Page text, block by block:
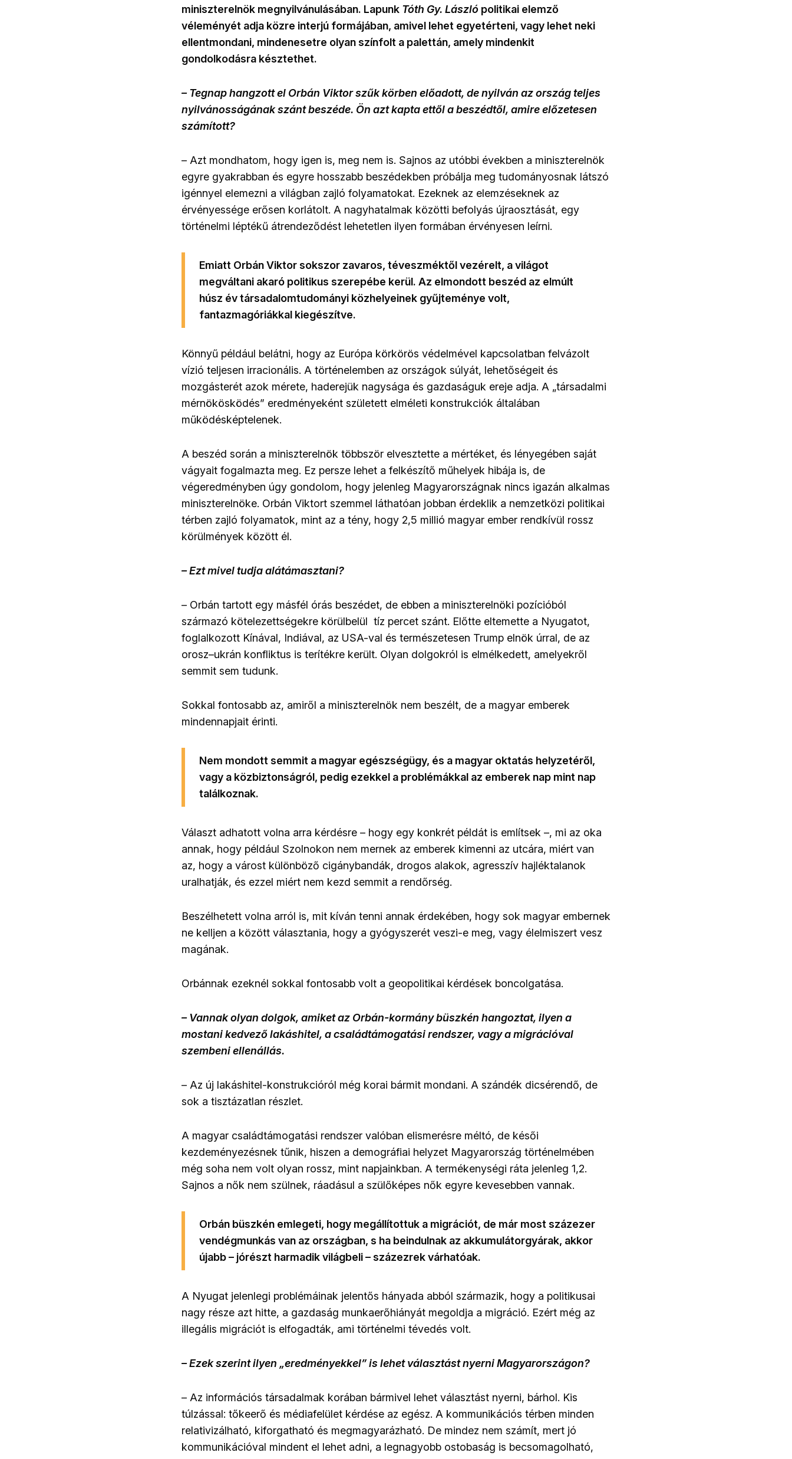
miniszterelnök megnyilvánulásában. Lapunk Tóth Gy. László politikai elemző
véleményét adja közre interjú formájában, amivel lehet egyetérteni, vagy lehet neki
ellentmondani, mindenesetre olyan színfolt a palettán, amely mindenkit
gondolkodásra késztethet.
– Tegnap hangzott el Orbán Viktor szűk körben előadott, de nyilván az ország teljes
nyilvánosságának szánt beszéde. Ön azt kapta ettől a beszédtől, amire előzetesen
számított?
– Azt mondhatom, hogy igen is, meg nem is. Sajnos az utóbbi években a miniszterelnök
egyre gyakrabban és egyre hosszabb beszédekben próbálja meg tudományosnak látszó
igénnyel elemezni a világban zajló folyamatokat. Ezeknek az elemzéseknek az
érvényessége erősen korlátolt. A nagyhatalmak közötti befolyás újraosztását, egy
történelmi léptékű átrendeződést lehetetlen ilyen formában érvényesen leírni.
Emiatt Orbán Viktor sokszor zavaros, téveszméktől vezérelt, a világot
megváltani akaró politikus szerepébe kerül. Az elmondott beszéd az elmúlt
húsz év társadalomtudományi közhelyeinek gyűjteménye volt,
fantazmagóriákkal kiegészítve.
Könnyű például belátni, hogy az Európa körkörös védelmével kapcsolatban felvázolt
vízió teljesen irracionális. A történelemben az országok súlyát, lehetőségeit és
mozgásterét azok mérete, haderejük nagysága és gazdaságuk ereje adja. A „társadalmi
mérnökösködés” eredményeként született elméleti konstrukciók általában
működésképtelenek.
A beszéd során a miniszterelnök többször elvesztette a mértéket, és lényegében saját
vágyait fogalmazta meg. Ez persze lehet a felkészítő műhelyek hibája is, de
végeredményben úgy gondolom, hogy jelenleg Magyarországnak nincs igazán alkalmas
miniszterelnöke. Orbán Viktort szemmel láthatóan jobban érdeklik a nemzetközi politikai
térben zajló folyamatok, mint az a tény, hogy 2,5 millió magyar ember rendkívül rossz
körülmények között él.
– Ezt mivel tudja alátámasztani?
– Orbán tartott egy másfél órás beszédet, de ebben a miniszterelnöki pozícióból
származó kötelezettségekre körülbelül tíz percet szánt. Előtte eltemette a Nyugatot,
foglalkozott Kínával, Indiával, az USA-val és természetesen Trump elnök úrral, de az
orosz–ukrán konfliktus is terítékre került. Olyan dolgokról is elmélkedett, amelyekről
semmit sem tudunk.
Sokkal fontosabb az, amiről a miniszterelnök nem beszélt, de a magyar emberek
mindennapjait érinti.
Nem mondott semmit a magyar egészségügy, és a magyar oktatás helyzetéről,
vagy a közbiztonságról, pedig ezekkel a problémákkal az emberek nap mint nap
találkoznak.
Választ adhatott volna arra kérdésre – hogy egy konkrét példát is említsek –, mi az oka
annak, hogy például Szolnokon nem mernek az emberek kimenni az utcára, miért van
az, hogy a várost különböző cigánybandák, drogos alakok, agresszív hajléktalanok
uralhatják, és ezzel miért nem kezd semmit a rendőrség.
Beszélhetett volna arról is, mit kíván tenni annak érdekében, hogy sok magyar embernek
ne kelljen a között választania, hogy a gyógyszerét veszi-e meg, vagy élelmiszert vesz
magának.
Orbánnak ezeknél sokkal fontosabb volt a geopolitikai kérdések boncolgatása.
– Vannak olyan dolgok, amiket az Orbán-kormány büszkén hangoztat, ilyen a
mostani kedvező lakáshitel, a családtámogatási rendszer, vagy a migrációval
szembeni ellenállás.
– Az új lakáshitel-konstrukcióról még korai bármit mondani. A szándék dicsérendő, de
sok a tisztázatlan részlet.
A magyar családtámogatási rendszer valóban elismerésre méltó, de késői
kezdeményezésnek tűnik, hiszen a demográfiai helyzet Magyarország történelmében
még soha nem volt olyan rossz, mint napjainkban. A termékenységi ráta jelenleg 1,2.
Sajnos a nők nem szülnek, ráadásul a szülőképes nők egyre kevesebben vannak.
Orbán büszkén emlegeti, hogy megállítottuk a migrációt, de már most százezer
vendégmunkás van az országban, s ha beindulnak az akkumulátorgyárak, akkor
újabb – jórészt harmadik világbeli – százezrek várhatóak.
A Nyugat jelenlegi problémáinak jelentős hányada abból származik, hogy a politikusai
nagy része azt hitte, a gazdaság munkaerőhiányát megoldja a migráció. Ezért még az
illegális migrációt is elfogadták, ami történelmi tévedés volt.
– Ezek szerint ilyen „eredményekkel” is lehet választást nyerni Magyarországon?
– Az információs társadalmak korában bármivel lehet választást nyerni, bárhol. Kis
túlzással: tőkeerő és médiafelület kérdése az egész. A kommunikációs térben minden
relativizálható, kiforgatható és megmagyarázható. De mindez nem számít, mert jó
kommunikációval mindent el lehet adni, a legnagyobb ostobaság is becsomagolható,